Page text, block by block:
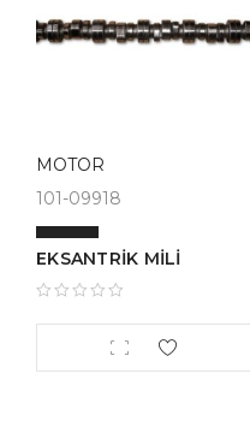
MOTOR
101-09918
EKSANTRİK MİLİ